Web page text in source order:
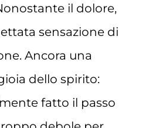
il dolore,
sensazione di
Ancora una
dello spirito:
fatto il passo